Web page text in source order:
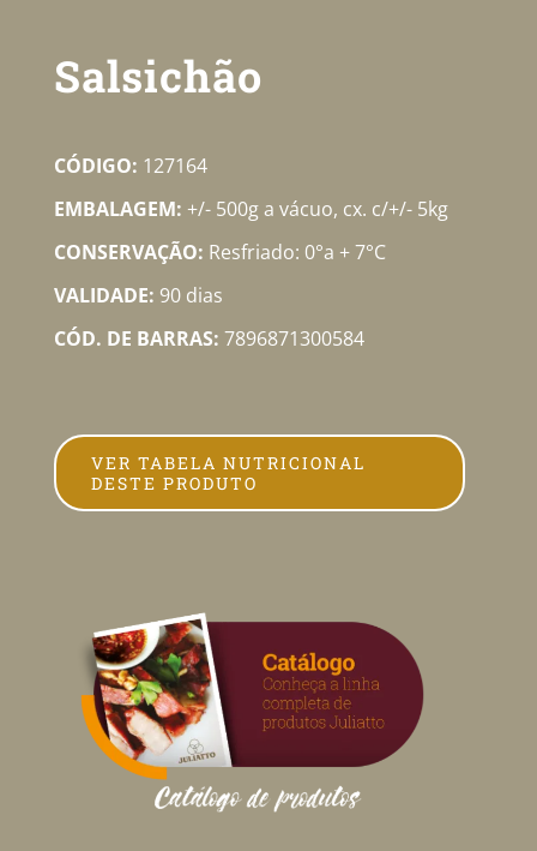
Salsichão
CÓDIGO: 127164
EMBALAGEM: +/- 500g a vácuo, cx. c/+/- 5kg
CONSERVAÇÃO: Resfriado: 0°a + 7°C
VALIDADE: 90 dias
CÓD. DE BARRAS: 7896871300584
VER TABELA NUTRICIONAL
DESTE PRODUTO